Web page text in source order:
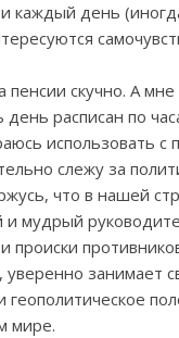
каждый день
пенсии скучно. А мне
день расписан по
использовать с
слежу за
что в нашей
мудрый
происки
уверенно занимает
геополитическое
мире.